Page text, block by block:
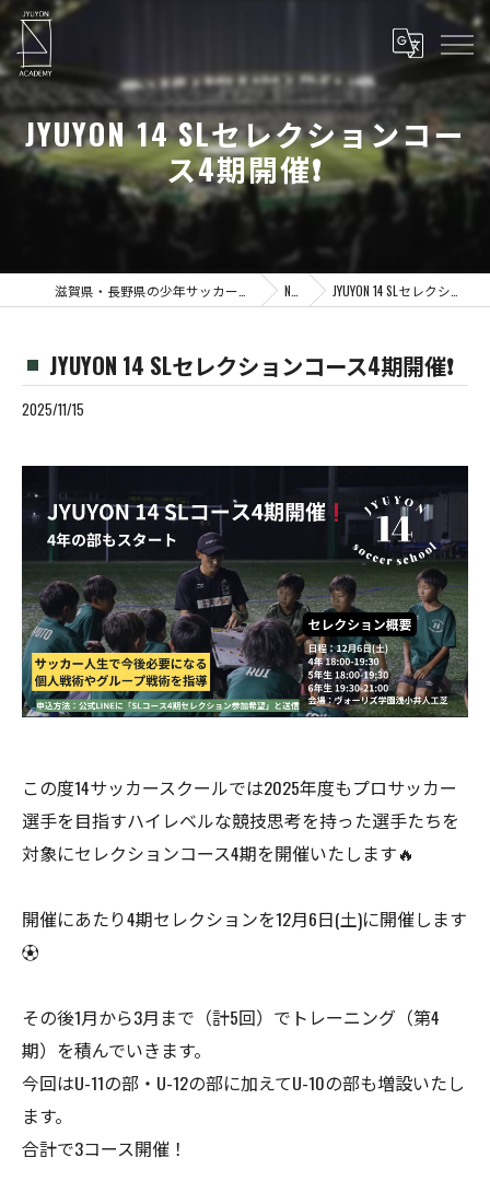
JYUYON 14 SLセレクションコー
ス4期開催❗️
News JYUYON 14 SLセレクションコース4期開催❗️
JYUYON 14 SLセレクションコース4期開催❗️
2025/11/15
この度14サッカースクールでは2025年度もプロサッカー
選手を目指すハイレベルな競技思考を持った選手たちを
対象にセレクションコース4期を開催いたします🔥
開催にあたり4期セレクションを12月6日(土)に開催します
⚽️
その後1月から3月まで（計5回）でトレーニング（第4
期）を積んでいきます。
今回はU-11の部・U-12の部に加えてU-10の部も増設いたし
ます。
合計で3コース開催！